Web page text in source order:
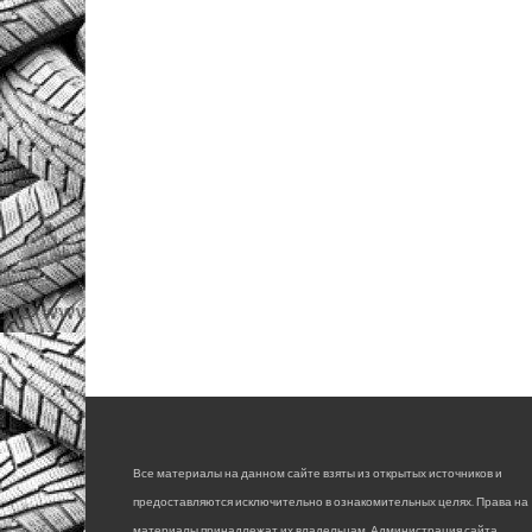
Все материалы на данном сайте взяты из открытых источников и
предоставляются исключительно в ознакомительных целях. Права на